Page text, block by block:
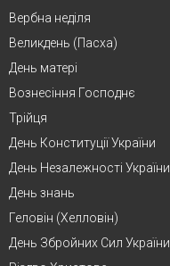
Вербна неділя
Великдень (Пасха)
День матері
Вознесіння Господнє
Трійця
День Конституції України
День Незалежності України
День знань
Геловін (Хелловін)
День Збройних Сил України